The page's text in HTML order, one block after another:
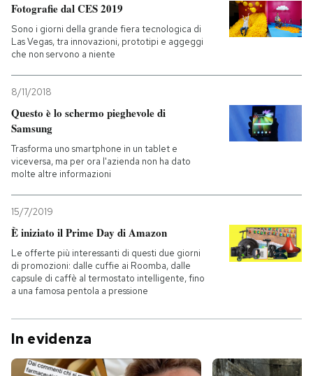
Fotografie dal CES 2019
Sono i giorni della grande fiera tecnologica di
Las Vegas, tra innovazioni, prototipi e aggeggi
che non servono a niente
8/11/2018
Questo è lo schermo pieghevole di
Samsung
Trasforma uno smartphone in un tablet e
viceversa, ma per ora l'azienda non ha dato
molte altre informazioni
15/7/2019
È iniziato il Prime Day di Amazon
Le offerte più interessanti di questi due giorni
di promozioni: dalle cuffie ai Roomba, dalle
capsule di caffè al termostato intelligente, fino
a una famosa pentola a pressione
In evidenza